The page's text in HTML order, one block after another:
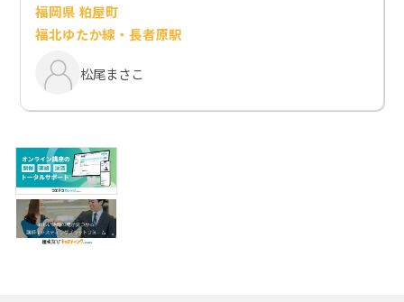
福岡県 粕屋町
福北ゆたか線・長者原駅
松尾まさこ